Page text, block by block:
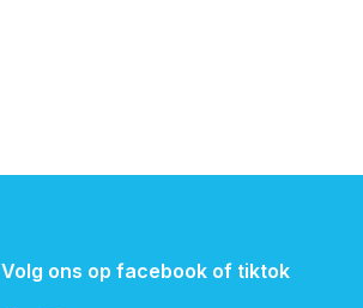
Volg ons op facebook of tiktok